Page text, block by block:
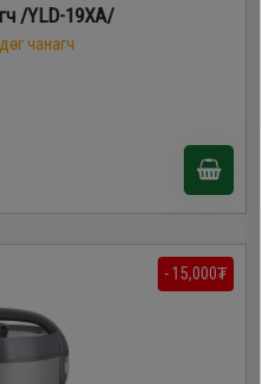
/YLD-19XA/
чанагч
- 15,000₮